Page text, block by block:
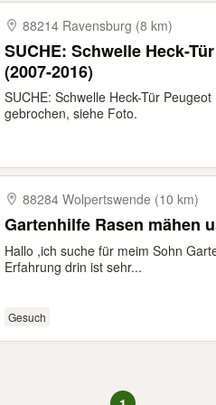
88214 Ravensburg (8 km)
SUCHE: Schwelle Heck-
(2007-2016)
SUCHE: Schwelle Heck-Tür
gebrochen, siehe Foto.
88284 Wolpertswende (10 km)
Gartenhilfe Rasen
Hallo ,ich suche für meim Sohn
Erfahrung drin ist sehr...
Gesuch